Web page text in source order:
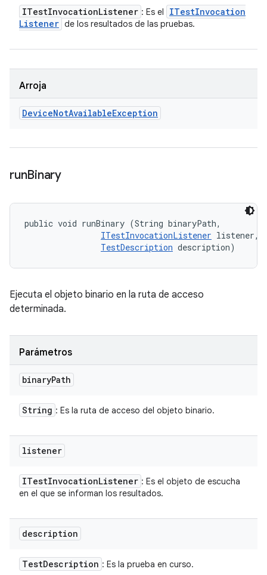
ITestInvocationListener : Es el ITestInvocation
Listener de los resultados de las pruebas.
Arroja
DeviceNotAvailableException
runBinary
public void runBinary (String binaryPath,
ITestInvocationListener listener,
TestDescription description)
Ejecuta el objeto binario en la ruta de acceso
determinada.
Parámetros
binaryPath
String : Es la ruta de acceso del objeto binario.
listener
ITestInvocationListener : Es el objeto de escucha
en el que se informan los resultados.
description
TestDescription : Es la prueba en curso.